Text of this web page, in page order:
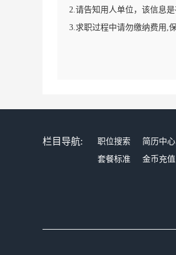
2.请告知用人单位，该信息
3.求职过程中请勿缴纳费用,保
栏目导航: 职位搜索 简历中心
套餐标准
金币充值